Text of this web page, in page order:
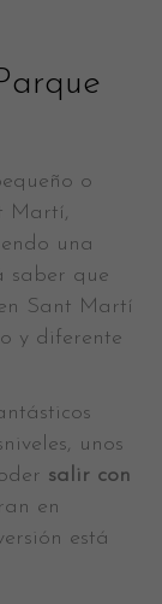
o
Martí,
una
saber que
Sant Martí
y diferente
unos
salir con
en
está